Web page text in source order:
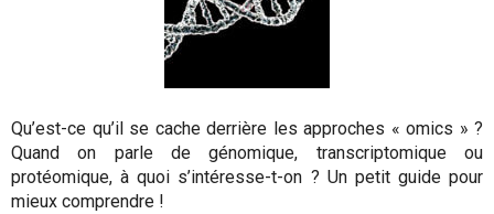
Qu’est-ce qu’il se cache derrière les approches « omics » ?
Quand on parle de génomique, transcriptomique ou
protéomique, à quoi s’intéresse-t-on ? Un petit guide pour
mieux comprendre !